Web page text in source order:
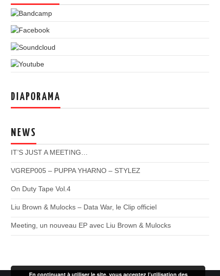
DIAPORAMA
NEWS
IT’S JUST A MEETING…
VGREP005 – PUPPA YHARNO – STYLEZ
On Duty Tape Vol.4
Liu Brown & Mulocks – Data War, le Clip officiel
Meeting, un nouveau EP avec Liu Brown & Mulocks
En continuant à utiliser le site, vous acceptez l’utilisation des